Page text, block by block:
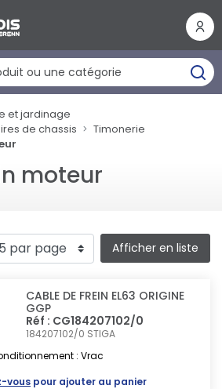
et jardinage
de chassis
Timonerie
moteur
Afficher en liste
CABLE DE FREIN EL63 ORIGINE
GGP
Réf : CG184207102/0
184207102/0 STIGA
: Vrac
vous pour ajouter au panier